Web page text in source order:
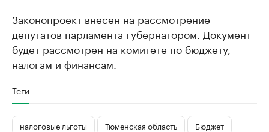
Законопроект внесен на рассмотрение
депутатов парламента губернатором. Документ
будет рассмотрен на комитете по бюджету,
налогам и финансам.
Теги
налоговые льготы Тюменская область Бюджет